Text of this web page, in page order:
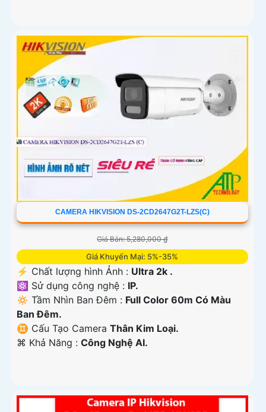
CAMERA HIKVISION DS-2CD2647G2T-LZS(C)
Giá Bán: 5,280,000 ₫
Giá Khuyến Mại: 5%-35%
️⚡ Chất lượng hình Ảnh : Ultra 2k .
⚛️ Sử dụng công nghệ : IP.
🔅 Tầm Nhìn Ban Đêm : Full Color 60m Có Màu
Ban Đêm.
♊ Cấu Tạo Camera Thân Kim Loại.
️⌘ Khả Năng : Công Nghệ AI.